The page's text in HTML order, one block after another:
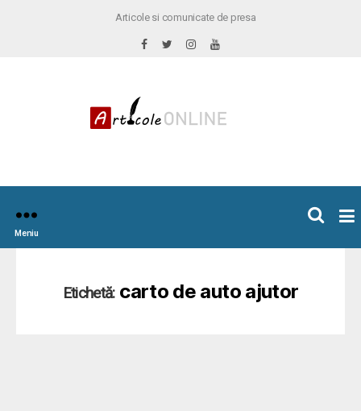
Articole si comunicate de presa
Meniu
Etichetă: carto de auto ajutor